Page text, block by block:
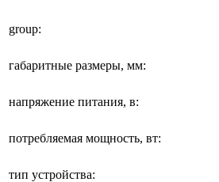
group:
габаритные размеры, мм:
напряжение питания, в:
потребляемая мощность, вт:
тип устройства: